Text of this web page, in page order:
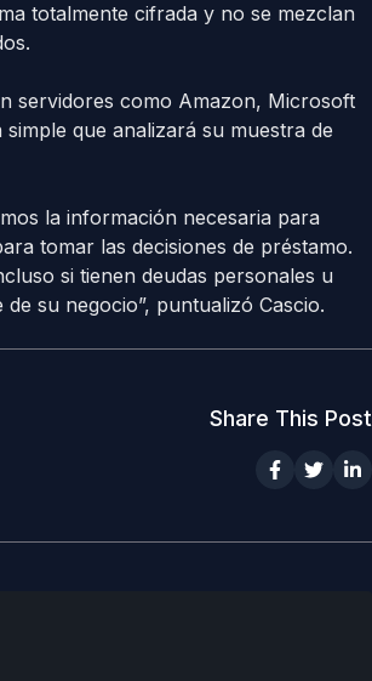
totalmente cifrada y no se mezclan
servidores como Amazon, Microsoft
que analizará su muestra de
la información necesaria para
tomar las decisiones de préstamo.
si tienen deudas personales u
su negocio”, puntualizó Cascio.
Share This Post